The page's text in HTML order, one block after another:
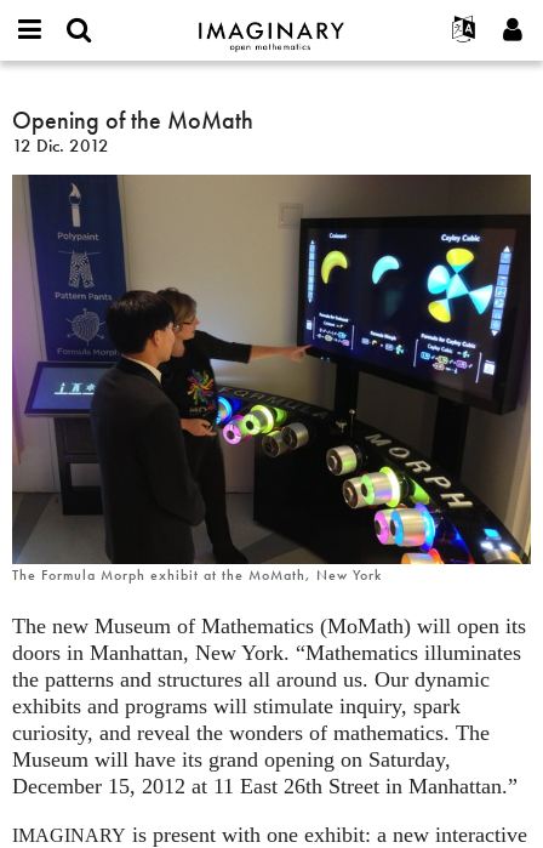
IMAGINARY
open
Français
Español
Programas
Películas
Exposiciones
Más...
Proyectos
or
username
*
Contraseña
Crear nueva cuenta
Solicitar una nueva contraseña
Buscar
Opening
of
the
MoMath
Opening of the MoMath
12 Dic. 2012
The Formula Morph exhibit at the MoMath, New York
The new Museum of Mathematics (MoMath) will open its
doors in Manhattan, New York. “Mathematics illuminates
the patterns and structures all around us. Our dynamic
exhibits and programs will stimulate inquiry, spark
curiosity, and reveal the wonders of mathematics. The
Museum will have its grand opening on Saturday,
December 15, 2012 at 11 East 26th Street in Manhattan.”
IMAGINARY is present with one exhibit: a new interactive